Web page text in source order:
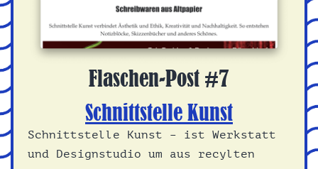
Flaschen-Post #7
Schnittstelle Kunst
Schnittstelle Kunst – ist Werkstatt
und Designstudio um aus recylten